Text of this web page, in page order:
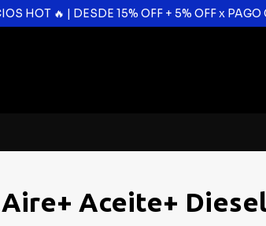
HOT 🔥 | DESDE 15% OFF + 5% OFF x
Aceite+